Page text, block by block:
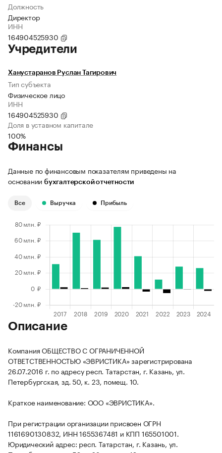
Должность
Директор
ИНН
164904525930
Учредители
Ханустаранов Руслан Тагирович
Тип субъекта
Физическое лицо
ИНН
164904525930
Доля в уставном капитале
100%
Финансы
Данные по финансовым показателям приведены на
основании бухгалтерской отчетности
Все Выручка Прибыль
Описание
Компания ОБЩЕСТВО С ОГРАНИЧЕННОЙ
ОТВЕТСТВЕННОСТЬЮ «ЭВРИСТИКА» зарегистрирована
26.07.2016 г. по адресу респ. Татарстан, г. Казань, ул.
Петербургская, зд. 50, к. 23, помещ. 10.
Краткое наименование: ООО «ЭВРИСТИКА».
При регистрации организации присвоен ОГРН
1161690130832, ИНН 1655367481 и КПП 165501001.
Юридический адрес: респ. Татарстан, г. Казань, ул.